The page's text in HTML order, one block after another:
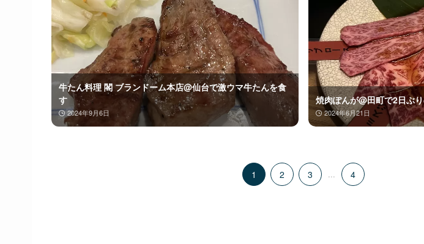
牛たん料理 閣 ブランドーム本店@仙台で激ウマ牛たんを食
す
2024年9月6日
焼肉ぽんが@田町で2日ぶ
2024年6月21日
1 2 3 ... 4